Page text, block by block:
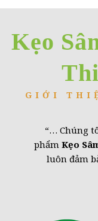
Các
chọn
có
thể
trên
trang
sản
Kẹo
GIỚI
“… Chúng
phẩm Kẹo
luôn đảm